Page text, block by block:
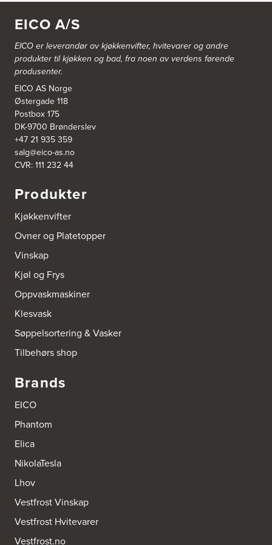
Sentrumsvn. 4
8920 Sømna
Tel.: 75-009700
http://www.interiormesteren.no
Bodø Interiør
Petter Engensvei 7
Kjøkkenhuset Bodø A/S
8071 Bodø
Tel.:75522430
https://www.bodointerior.no/
Bodø Kjøkkensenter AS
Studio Sigdal Bodø
8006 Bodø
Tel.: 75-500250
Boform Kjøkken Oslo AS
Thomas Heftyes Gate 41
Tel.:95992151
Industrigata 17
3414 Lierstranda
Tel.:90878233
Postboks 213
Tel.:
Bonaparte Interiør AS
Borgenveien 66
373 Oslo
Tel.:
Borge butikk AS
Sundemoen Næringspark
Power Hokksund
EICO A/S
EICO er leverandør av kjøkkenvifter, hvitevarer og andre
produkter til kjøkken og bad, fra noen av verdens førende
produsenter.
EICO AS Norge
Østergade 118
Postbox 175
DK-9700 Brønderslev
+47 21 935 359
salg@eico-as.no
CVR: 111 232 44
Produkter
Kjøkkenvifter
Ovner og Platetopper
Vinskap
Kjøl og Frys
Oppvaskmaskiner
Klesvask
Søppelsortering & Vasker
Tilbehørs shop
Brands
EICO
Phantom
Elica
NikolaTesla
Lhov
Vestfrost Vinskap
Vestfrost Hvitevarer
Vestfrost.no